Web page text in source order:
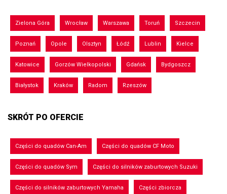
Zielona Góra Wrocław Warszawa Toruń Szczecin
Poznań Opole Olsztyn Łódź Lublin Kielce
Katowice Gorzów Wielkopolski Gdańsk Bydgoszcz
Białystok Kraków Radom Rzeszów
SKRÓT PO OFERCIE
Części do quadów Can-Am Części do quadów CF Moto
Części do quadów Sym Części do silników zaburtowych Suzuki
Części do silników zaburtowych Yamaha Części zbiorcza